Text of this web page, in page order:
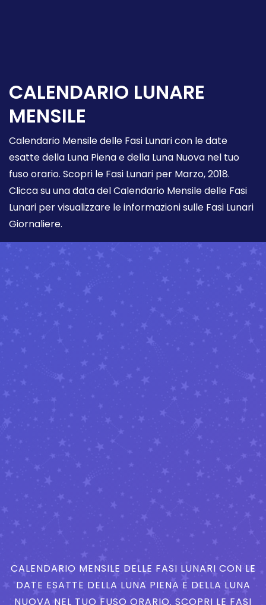
CALENDARIO LUNARE
MENSILE
Calendario Mensile delle Fasi Lunari con le date
esatte della Luna Piena e della Luna Nuova nel tuo
fuso orario. Scopri le Fasi Lunari per Marzo, 2018.
Clicca su una data del Calendario Mensile delle Fasi
Lunari per visualizzare le informazioni sulle Fasi Lunari
Giornaliere.
CALENDARIO MENSILE DELLE FASI LUNARI CON LE
DATE ESATTE DELLA LUNA PIENA E DELLA LUNA
NUOVA NEL TUO FUSO ORARIO. SCOPRI LE FASI